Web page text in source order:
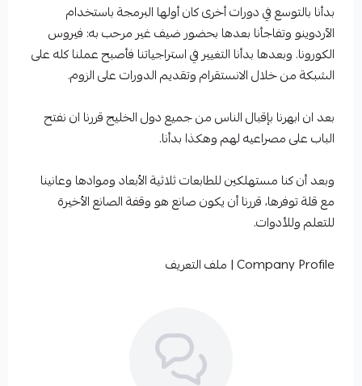
بدأنا بالتوسع في دورات أخرى كان أولها البرمجة باستخدام
الآردوينو وتفاجأنا بعدها بحضور ضيف غير مرحب به: فيروس
الكورونا. وبعدها بدأنا التغيير في استراجياتنا فأصبح عملنا كله على
الشبكة من خلال الانستقرام وتقديم الدورات على الزوم.
بعد ان ابهرنا بإقبال الناس من جميع دول الخليج قررنا ان نفتح
الباب على مصراعيه لهم وهكذا بدأنا.
وبعد أن كنا مستهلكين للطابعات ثلاثية الأبعاد وموادها وعانينا
مع قلة توفرها، قررنا أن يكون صانع هو وقفة الصانع الأخيرة
للتعلم وللأدوات.
Company Profile | ملف التعريف